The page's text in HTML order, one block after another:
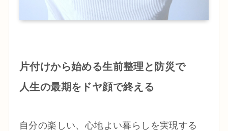
片付けから始める生前整理と防災で
人生の最期をドヤ顔で終える
自分の楽しい、心地よい暮らしを実現する